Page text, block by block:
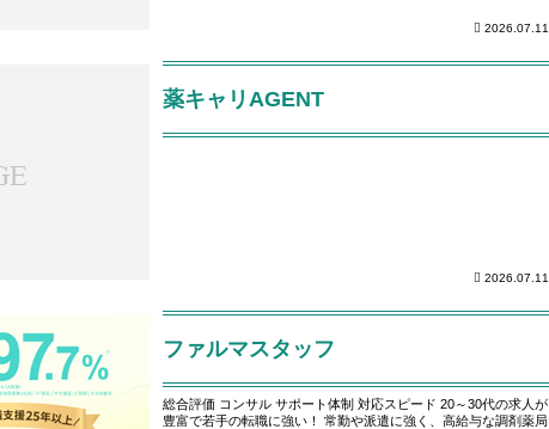
2026.07.11
薬キャリAGENT
2026.07.11
ファルマスタッフ
総合評価 コンサル サポート体制 対応スピード 20～30代の求人が
豊富で若手の転職に強い！ 常勤や派遣に強く、高給与な調剤薬局